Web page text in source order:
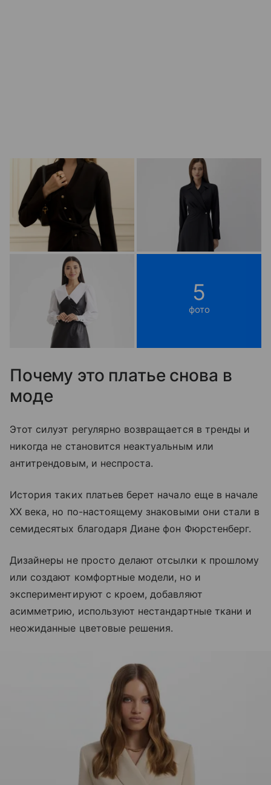
5
фото
Почему это платье снова в
моде
Этот силуэт регулярно возвращается в тренды и
никогда не становится неактуальным или
антитрендовым, и неспроста.
История таких платьев берет начало еще в начале
XX века, но по-настоящему знаковыми они стали в
семидесятых благодаря Диане фон Фюрстенберг.
Дизайнеры не просто делают отсылки к прошлому
или создают комфортные модели, но и
экспериментируют с кроем, добавляют
асимметрию, используют нестандартные ткани и
неожиданные цветовые решения.